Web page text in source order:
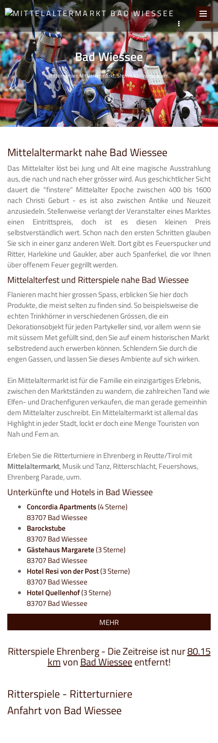
Bad Wiessee
Ritterturnier, Mittlaltermarkt, Shows, Konzerte, u.v.m.
Mittelaltermarkt nahe Bad Wiessee
Das Mittelalter löst bei Jung und Alt eine magische Ausstrahlung
aus, die nach und nach eher grösser wird. Aus geschichtlicher Sicht
dauert die "finstere" Mittelalter Epoche zwischen 400 bis 1600
nach Christi Geburt - es ist also zwischen Antike und Neuzeit
anzusiedeln. Stellenweise verlangt der Veranstalter eines Marktes
einen Eintrittspreis, doch ist es diesen kleinen Preis
selbstverständlich wert. Schon nach den ersten Schritten glauben
Sie sich in einer ganz anderen Welt. Dort gibt es Feuerspucker und
Ritter, Harlekine und Gaukler, aber auch Spanferkel, die vor Ihnen
über offenem Feuer gegrillt werden.
Mittelalterfest und Ritterspiele nahe Bad Wiessee
Flanieren macht hier grossen Spass, erblicken Sie hier doch
Produkte, die meist selten zu finden sind. So beispielsweise die
echten Trinkhörner in verschiedenen Grössen, die ein
Dekorationsobjekt für jeden Partykeller sind, vor allem wenn sie
mit süssem Met gefüllt sind, den Sie auf einem historischen Markt
selbstredend auch erwerben können. Schlendern Sie durch die
engen Gassen, und lassen Sie dieses Ambiente auf sich wirken.
Ein Mittelaltermarkt ist für die Familie ein einzigartiges Erlebnis,
zwischen den Marktständen zu wandern, die zahlreichen Tand wie
Elfen- und Drachenfiguren verkaufen, die man gerade gemeinhin
dem Mittelalter zuschreibt. Ein Mittelaltermarkt ist allemal das
Highlight in jeder Stadt, lockt er doch eine Menge Touristen von
Nah und Fern an.
Erleben Sie die Ritterturniere in Ehrenberg in Reutte/Tirol mit
Mittelaltermarkt, Musik und Tanz, Ritterschlacht, Feuershows,
Ehrenberg Parade, uvm.
Unterkünfte und Hotels in Bad Wiessee
Concordia Apartments(4 Sterne)
83707 Bad Wiessee
Barockstube
83707 Bad Wiessee
Gästehaus Margarete(3 Sterne)
83707 Bad Wiessee
Hotel Resi von der Post(3 Sterne)
83707 Bad Wiessee
Hotel Quellenhof(3 Sterne)
83707 Bad Wiessee
MEHR
Ritterspiele Ehrenberg - Die Zeitreise ist nur80.15
kmvonBad Wiesseeentfernt!
Ritterspiele - Ritterturniere
Anfahrt von Bad Wiessee